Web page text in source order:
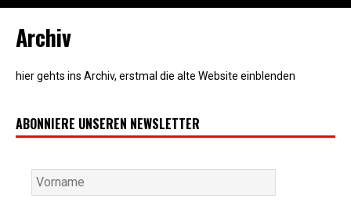
Archiv
hier gehts ins Archiv, erstmal die alte Website einblenden
ABONNIERE UNSEREN NEWSLETTER